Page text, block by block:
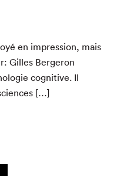
en impres­sion, mais
Gilles Berg­eron
cog­ni­tive. Il
[…]